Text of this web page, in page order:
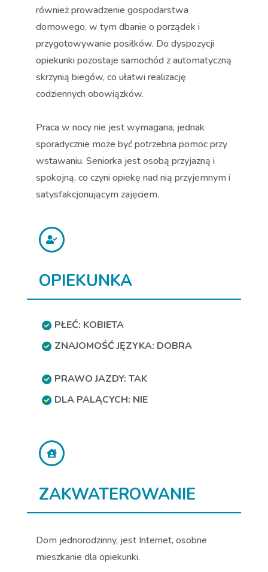
również prowadzenie gospodarstwa
domowego, w tym dbanie o porządek i
przygotowywanie posiłków. Do dyspozycji
opiekunki pozostaje samochód z automatyczną
skrzynią biegów, co ułatwi realizację
codziennych obowiązków.
Praca w nocy nie jest wymagana, jednak
sporadycznie może być potrzebna pomoc przy
wstawaniu. Seniorka jest osobą przyjazną i
spokojną, co czyni opiekę nad nią przyjemnym i
satysfakcjonującym zajęciem.
OPIEKUNKA
PŁEĆ: KOBIETA
ZNAJOMOŚĆ JĘZYKA: DOBRA
PRAWO JAZDY: TAK
DLA PALĄCYCH: NIE
ZAKWATEROWANIE
Dom jednorodzinny, jest Internet, osobne
mieszkanie dla opiekunki.